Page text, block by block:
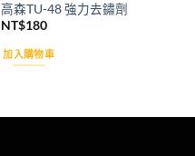
高森TU-48 強力去鏽劑
NT$180
加入購物車